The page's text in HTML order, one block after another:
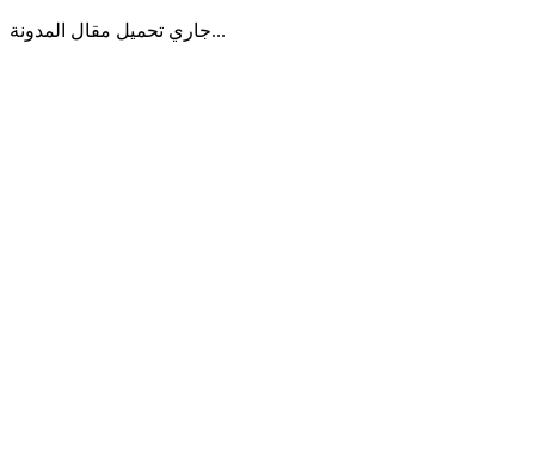
جاري تحميل مقال المدونة...